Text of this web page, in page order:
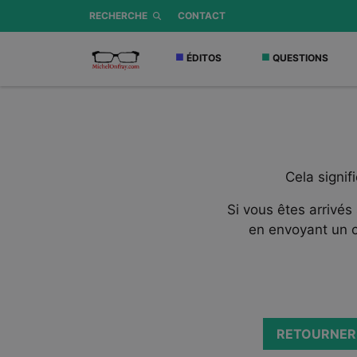
RECHERCHE CONTACT
ÉDITOS QUESTIONS
Cela
Si vous êtes
en envoyant un